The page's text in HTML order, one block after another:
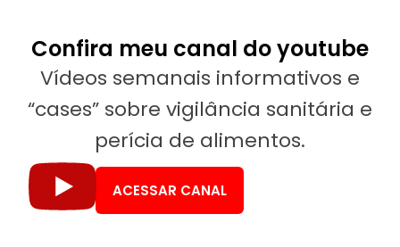
Confira meu canal do youtube
Vídeos semanais informativos e
“cases” sobre vigilância sanitária e
perícia de alimentos.
ACESSAR CANAL